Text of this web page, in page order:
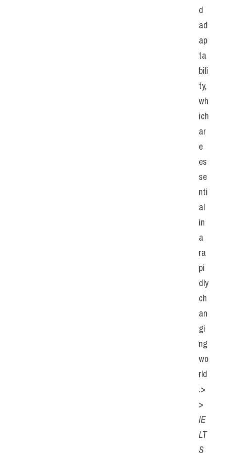
d
ad
ap
ta
bili
ty,
wh
ich
ar
e
es
se
nti
al
in
a
ra
pi
dly
ch
an
gi
ng
wo
rld
.>
IE
LT
S